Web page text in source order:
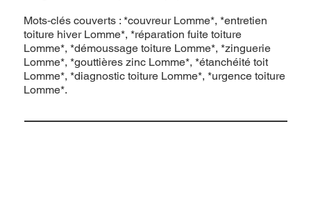
Mots‑clés couverts : *couvreur Lomme*, *entretien
toiture hiver Lomme*, *réparation fuite toiture
Lomme*, *démoussage toiture Lomme*, *zinguerie
Lomme*, *gouttières zinc Lomme*, *étanchéité toit
Lomme*, *diagnostic toiture Lomme*, *urgence toiture
Lomme*.